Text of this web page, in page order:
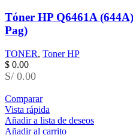
Tóner HP Q6461A
Pag)
TONER, Toner HP
$ 0.00
S/ 0.00
Comparar
Vista rápida
Añadir a lista de deseos
Añadir al carrito